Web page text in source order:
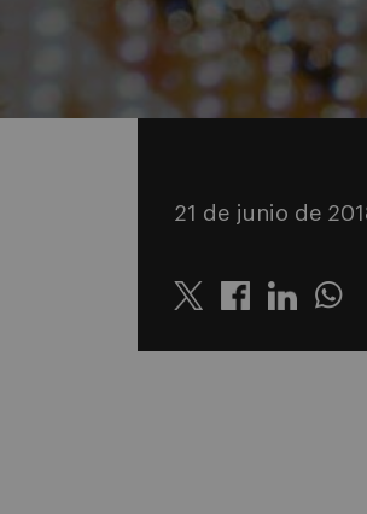
21 de junio de
Twitter Linkedin